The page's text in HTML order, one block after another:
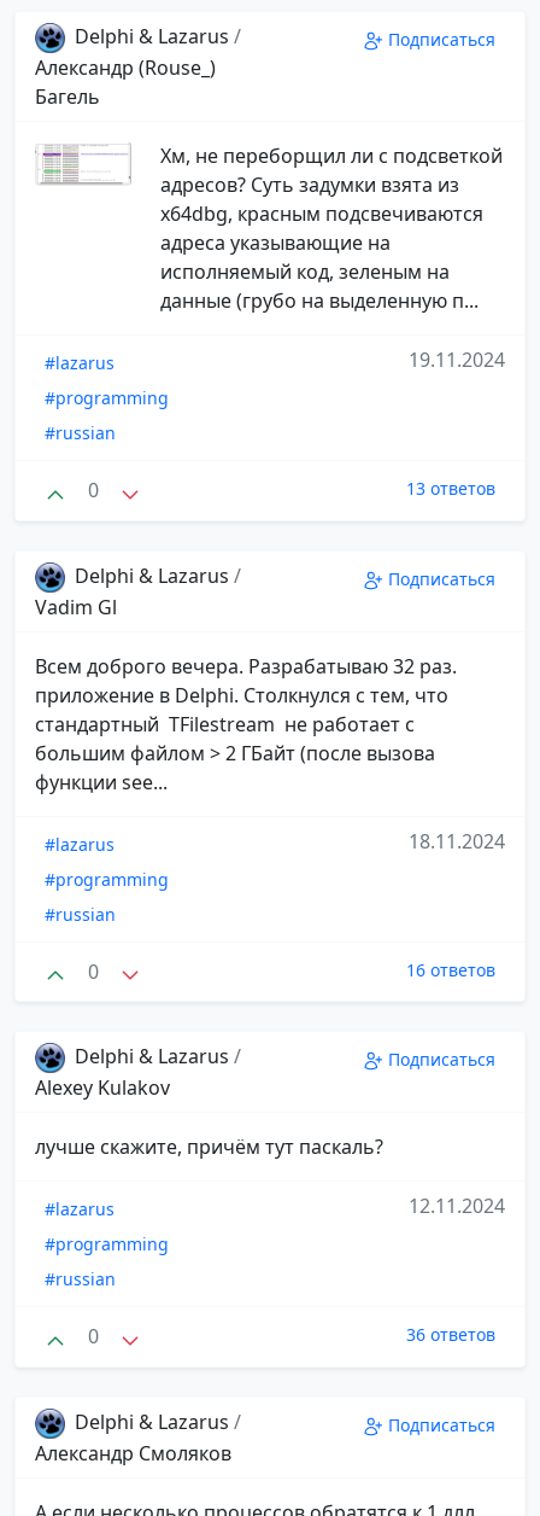
Delphi & Lazarus /
Александр (Rouse_)
Багель
Подписаться
Хм, не переборщил ли с подсветкой
адресов? Суть задумки взята из
x64dbg, красным подсвечиваются
адреса указывающие на
исполняемый код, зеленым на
данные (грубо на выделенную п...
#lazarus
#programming
#russian
19.11.2024
0 13 ответов
Delphi & Lazarus /
Vadim Gl
Подписаться
Всем доброго вечера. Разрабатываю 32 раз.
приложение в Delphi. Столкнулся с тем, что
стандартный TFilestream не работает с
большим файлом > 2 ГБайт (после вызова
функции see...
#lazarus
#programming
#russian
18.11.2024
0 16 ответов
Delphi & Lazarus /
Alexey Kulakov
Подписаться
лучше скажите, причём тут паскаль?
#lazarus
#programming
#russian
12.11.2024
0 36 ответов
Delphi & Lazarus /
Александр Смоляков
Подписаться